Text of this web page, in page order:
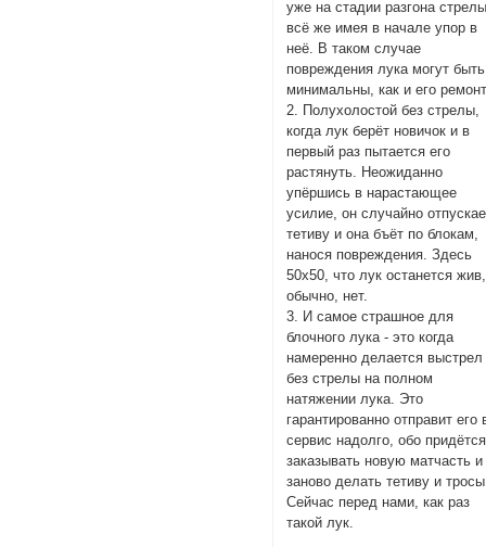
уже на стадии разгона
всё же имея в начале упор в
неё. В таком случае
повреждения лука могут быть
минимальны, как и его
2. Полухолостой без стрелы,
когда лук берёт новичок и в
первый раз пытается его
растянуть. Неожиданно
упёршись в нарастающее
усилие, он случайно
тетиву и она бъёт по блокам,
нанося повреждения. Здесь
50х50, что лук останется жив,
обычно, нет.
3. И самое страшное для
блочного лука - это когда
намеренно делается выстрел
без стрелы на полном
натяжении лука. Это
гарантированно отправит его
сервис надолго, обо придётся
заказывать новую матчасть и
заново делать тетиву и
Сейчас перед нами, как раз
такой лук.